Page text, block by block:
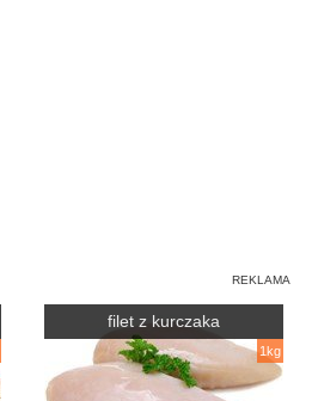
filet z kurczaka
1kg